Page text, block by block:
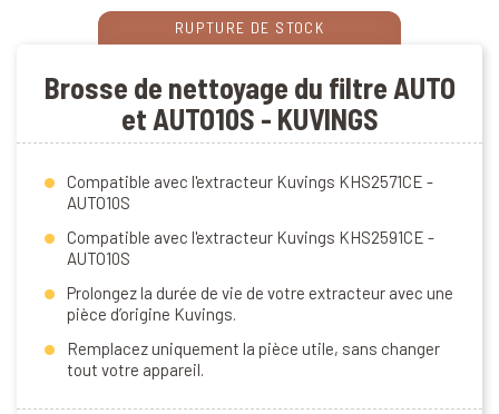
RUPTURE DE STOCK
Brosse de nettoyage du filtre AUTO
et AUTO10S - KUVINGS
Compatible avec l'extracteur Kuvings KHS2571CE -
AUTO10S
Compatible avec l'extracteur Kuvings KHS2591CE -
AUTO10S
Prolongez la durée de vie de votre extracteur avec une
pièce d’origine Kuvings.
Remplacez uniquement la pièce utile, sans changer
tout votre appareil.